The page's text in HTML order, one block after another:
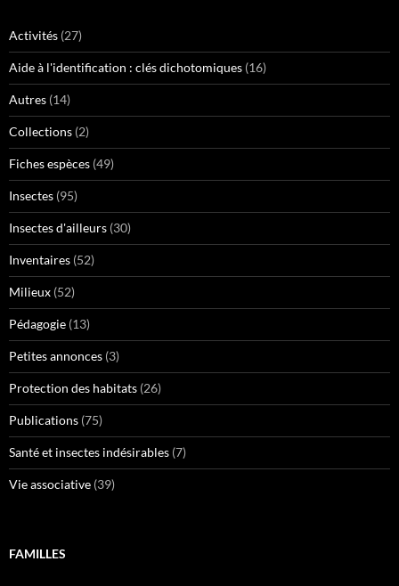
Activités (27)
Aide à l'identification : clés dichotomiques (16)
Autres (14)
Collections (2)
Fiches espèces (49)
Insectes (95)
Insectes d'ailleurs (30)
Inventaires (52)
Milieux (52)
Pédagogie (13)
Petites annonces (3)
Protection des habitats (26)
Publications (75)
Santé et insectes indésirables (7)
Vie associative (39)
FAMILLES